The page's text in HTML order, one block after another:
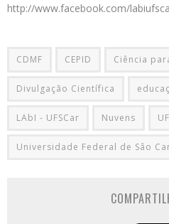
http://www.facebook.com/
CDMF CEPID Ciência
Divulgação Científica
LAbI - UFSCar Nuvens
Universidade Federal de Sâo